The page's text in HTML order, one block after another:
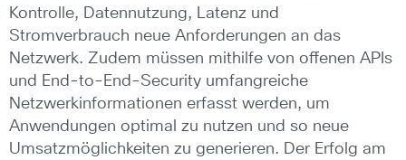
Kontrolle, Datennutzung, Latenz und
Stromverbrauch neue Anforderungen an das
Netzwerk. Zudem müssen mithilfe von offenen APIs
und End-to-End-Security umfangreiche
Netzwerkinformationen erfasst werden, um
Anwendungen optimal zu nutzen und so neue
Umsatzmöglichkeiten zu generieren. Der Erfolg am